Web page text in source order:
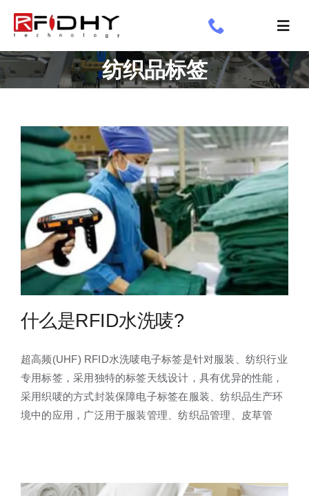
容
切
换
导
航
了解我们
应用领域
定制标签 专享
新闻专栏
纺织品标签
什么是RFID水洗唛?
超高频(UHF) RFID水洗唛电子标签是针对服装、纺织行业
专用标签，采用独特的标签天线设计，具有优异的性能，
采用织唛的方式封装保障电子标签在服装、纺织品生产环
境中的应用，广泛用于服装管理、纺织品管理、皮草管